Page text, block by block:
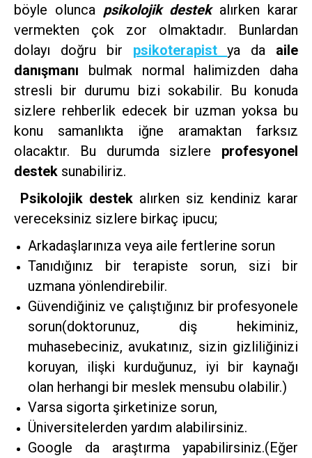
böyle olunca psikolojik destekalırken karar
vermekten çok zor olmaktadır. Bunlardan
dolayı doğru bir psikoterapistya da aile
danışmanı bulmak normal halimizden daha
stresli bir durumu bizi sokabilir. Bu konuda
sizlere rehberlik edecek bir uzman yoksa bu
konu samanlıkta iğne aramaktan farksız
olacaktır. Bu durumda sizlere profesyonel
destek sunabiliriz.
Psikolojik destek alırken siz kendiniz karar
vereceksiniz sizlere birkaç ipucu;
Arkadaşlarınıza veya aile fertlerine sorun
Tanıdığınız bir terapiste sorun, sizi bir
uzmana yönlendirebilir.
Güvendiğiniz ve çalıştığınız bir profesyonele
sorun(doktorunuz, diş hekiminiz,
muhasebeciniz, avukatınız, sizin gizliliğinizi
koruyan, ilişki kurduğunuz, iyi bir kaynağı
olan herhangi bir meslek mensubu olabilir.)
Varsa sigorta şirketinize sorun,
Üniversitelerden yardım alabilirsiniz.
Google da araştırma yapabilirsiniz.(Eğer